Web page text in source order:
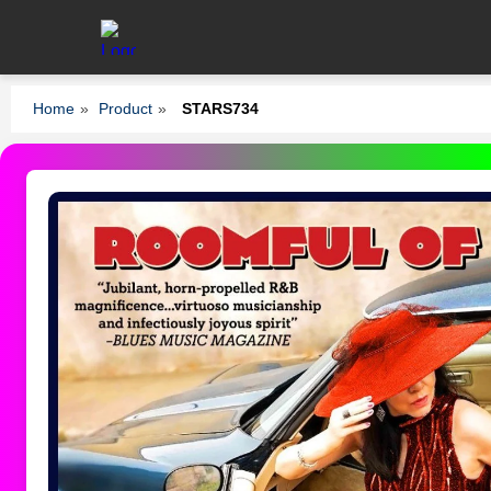
Home » Product » STARS734